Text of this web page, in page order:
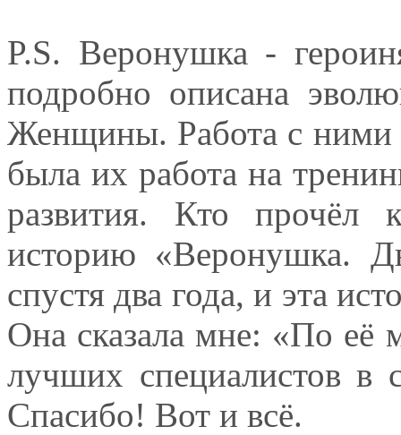
P.S. Веронушка -
подробно описана
Женщины. Работа с ними
была их работа на
развития. Кто прочёл
историю «Веронушка.
спустя два года, и эта
Она сказала мне: «По её
лучших специалистов в
Спасибо! Вот и всё.